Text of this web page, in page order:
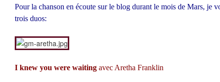
Pour la chanson en écoute sur le blog durant le mois de Mars, je
trois duos:
I knew you were waiting avec Aretha Franklin